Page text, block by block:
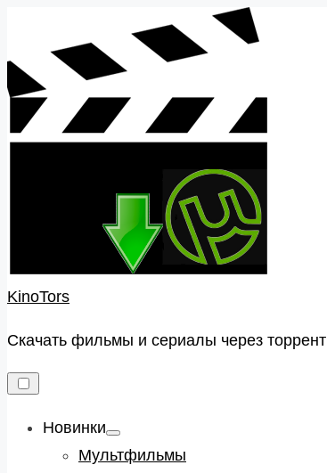
content
KinoTors
Скачать фильмы и сериалы через торрент
Новинки
Show
sub
menu
Мультфильмы